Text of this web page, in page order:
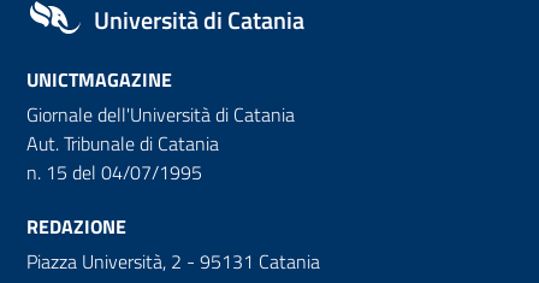
Università di Catania
UNICTMAGAZINE
Giornale dell'Università di Catania
Aut. Tribunale di Catania
n. 15 del 04/07/1995
REDAZIONE
Piazza Università, 2 - 95131 Catania